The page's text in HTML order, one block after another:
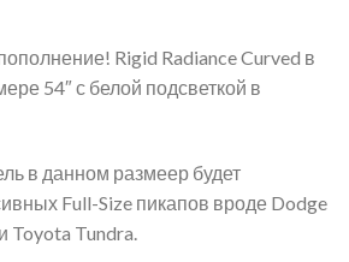
Rigid Radiance Curved в
54″ с белой подсветкой в
в данном размеер будет
Full-Size пикапов вроде Dodge
Toyota Tundra.